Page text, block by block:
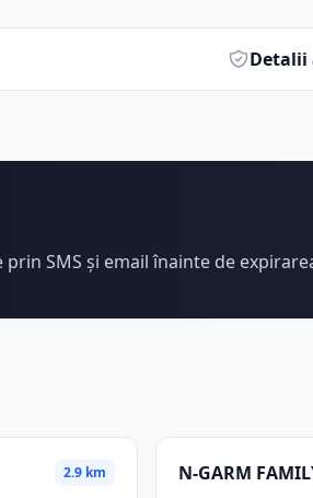
Detalii
SMS și email înainte de
2.9 km N-GARM